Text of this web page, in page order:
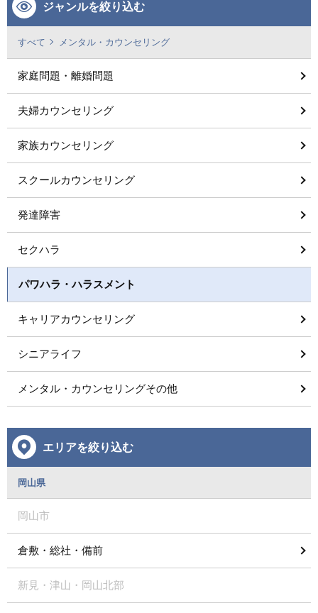
ジャンルを絞り込む
すべて メンタル・カウンセリング
家庭問題・離婚問題
夫婦カウンセリング
家族カウンセリング
スクールカウンセリング
発達障害
セクハラ
パワハラ・ハラスメント
キャリアカウンセリング
シニアライフ
メンタル・カウンセリングその他
エリアを絞り込む
岡山県
岡山市
倉敷・総社・備前
新見・津山・岡山北部